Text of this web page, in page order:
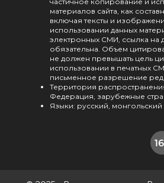
материалов сайта, как
включая тексты и
использовании данных
электронных СМИ, ссылка на
обязательна. Объем
не должен превышать цель
использовании в печатных
письменное разрешение
Территория
Федерация, зарубежные
Языки: русский, монгольский